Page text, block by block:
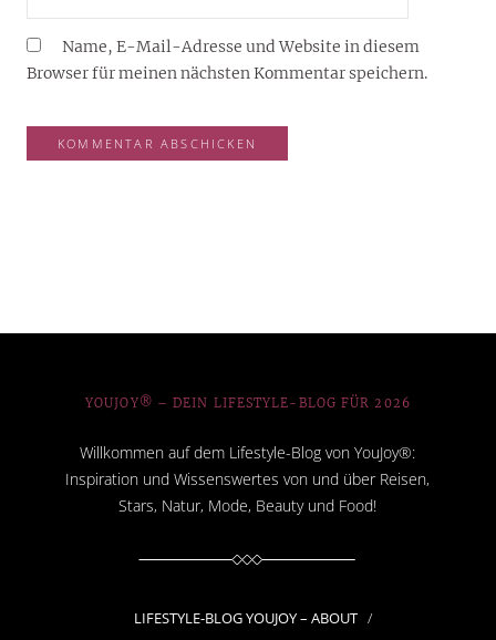
Name, E-Mail-Adresse und Website in diesem
Browser für meinen nächsten Kommentar speichern.
YOUJOY® – DEIN LIFESTYLE-BLOG FÜR 2026
Willkommen auf dem Lifestyle-Blog von YouJoy®:
Inspiration und Wissenswertes von und über Reisen,
Stars, Natur, Mode, Beauty und Food!
LIFESTYLE-BLOG YOUJOY – ABOUT